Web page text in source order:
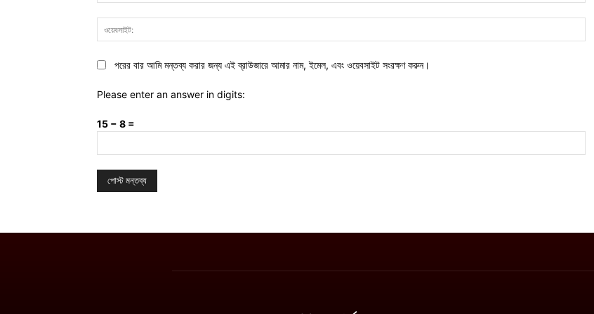
পরের বার আমি মন্তব্য করার জন্য এই ব্রাউজারে আমার নাম, ইমেল, এবং ওয়েবসাইট সংরক্ষণ করুন।
Please enter an answer in digits:
15 − 8 =